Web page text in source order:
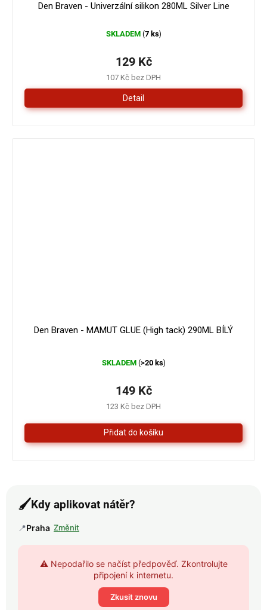
Den Braven - Univerzální silikon 280ML Silver Line
SKLADEM (7 ks)
107 Kč bez DPH
129 Kč
Detail
Den Braven - MAMUT GLUE (High tack) 290ML BÍLÝ
hodnocení
je
4,3
z
5
hvězdiček.
SKLADEM (>20 ks)
123 Kč bez DPH
149 Kč
🖌️Kdy aplikovat nátěr?
📍Praha Změnit
⚠️ Nepodařilo se načíst předpověď. Zkontrolujte
připojení k internetu.
Zkusit znovu